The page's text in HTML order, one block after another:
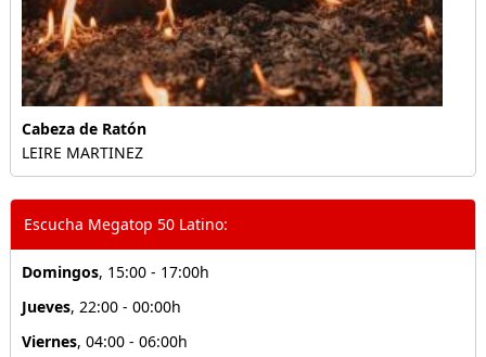
Cabeza de Ratón
LEIRE MARTINEZ
Escucha Megatop 50 Latino:
Domingos, 15:00 - 17:00h
Jueves, 22:00 - 00:00h
Viernes, 04:00 - 06:00h